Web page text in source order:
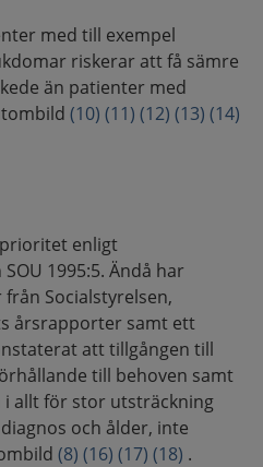
med till exempel
riskerar att få sämre
än patienter med
(10) (11) (12) (13) (14)
enligt
1995:5. Ändå har
Socialstyrelsen,
årsrapporter samt ett
att tillgången till
till behoven samt
allt för stor utsträckning
och ålder, inte
(8) (16) (17) (18) .